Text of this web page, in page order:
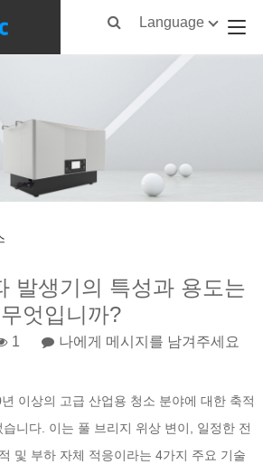
Language
발생기의 특성과 용도는
무엇입니까?
1 나에게 메시지를 남겨주세요
이상의 고급 산업용 청소 분야에 대한 축적
니다. 이는 풀 브리지 위상 변이, 일정한 전
및 부하 자체 적응이라는 4가지 주요 기술